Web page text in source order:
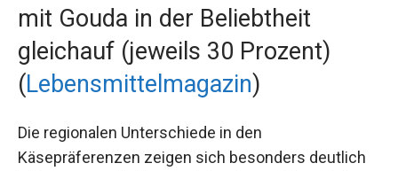
mit Gouda in der Beliebtheit
gleichauf (jeweils 30 Prozent)
(Lebensmittelmagazin)
Die regionalen Unterschiede in den
Käsepräferenzen zeigen sich besonders deutlich